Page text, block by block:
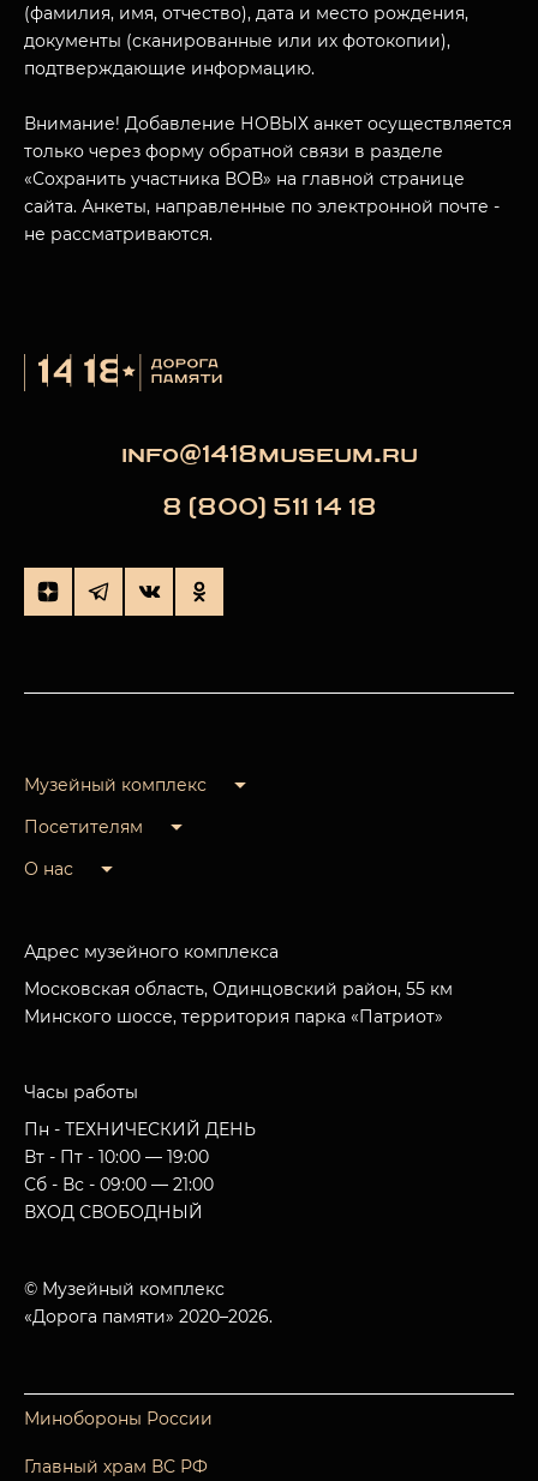
(фамилия, имя, отчество), дата и место рождения,
документы (сканированные или их фотокопии),
подтверждающие информацию.
Внимание! Добавление НОВЫХ анкет осуществляется
только через форму обратной связи в разделе
«Сохранить участника ВОВ» на главной странице
сайта. Анкеты, направленные по электронной почте -
не рассматриваются.
info@1418museum.ru
8 (800) 511 14 18
Музейный комплекс
Посетителям
О нас
Адрес музейного комплекса
Московская область, Одинцовский район, 55 км
Минского шоссе, территория парка «Патриот»
Часы работы
Пн - ТЕХНИЧЕСКИЙ ДЕНЬ
Вт - Пт - 10:00 — 19:00
Сб - Вс - 09:00 — 21:00
ВХОД СВОБОДНЫЙ
© Музейный комплекс
«Дорога памяти» 2020–2026.
Минобороны России
Главный храм ВС РФ